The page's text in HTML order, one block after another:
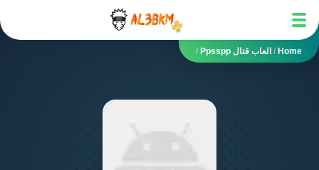
Home
/ العاب قتال Ppsspp /